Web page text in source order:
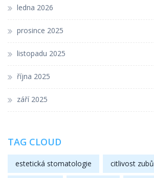
ledna 2026
prosince 2025
listopadu 2025
října 2025
září 2025
TAG CLOUD
estetická stomatologie citlivost zubů